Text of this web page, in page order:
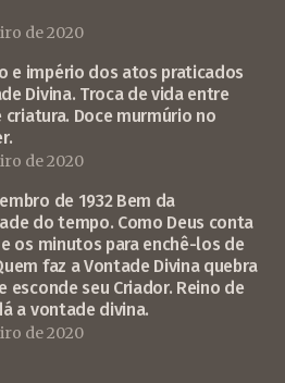
de 2020
e império dos atos praticados
Divina. Troca de vida entre
criatura. Doce murmúrio no
de 2020
de 1932 Bem da
do tempo. Como Deus conta
os minutos para enchê-los de
faz a Vontade Divina quebra
esconde seu Criador. Reino de
a vontade divina.
de 2020